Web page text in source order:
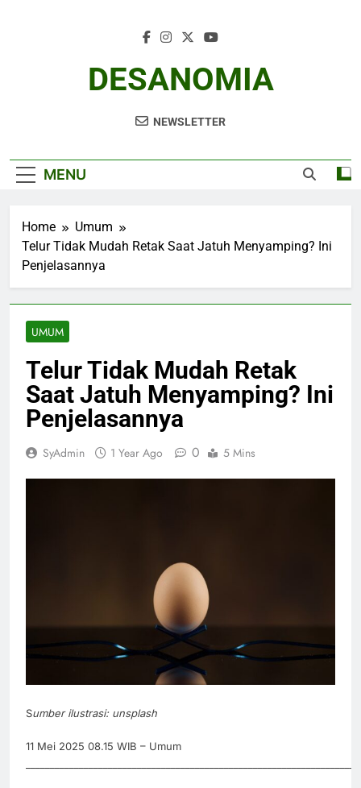
DESANOMIA
NEWSLETTER
MENU
Home
Umum
Telur Tidak Mudah Retak Saat Jatuh Menyamping? Ini
Penjelasannya
UMUM
Telur Tidak Mudah Retak
Saat Jatuh Menyamping? Ini
Penjelasannya
SyAdmin 1 Year Ago 0 5 Mins
Sumber ilustrasi: unsplash
11 Mei 2025 08.15 WIB – Umum